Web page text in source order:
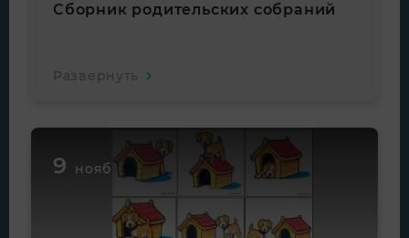
Сборник родительских собраний
Развернуть
9 нояб